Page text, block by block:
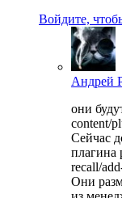
Войдите,
Андрей
они
content/
Сейчас
плагина
recall/
Они